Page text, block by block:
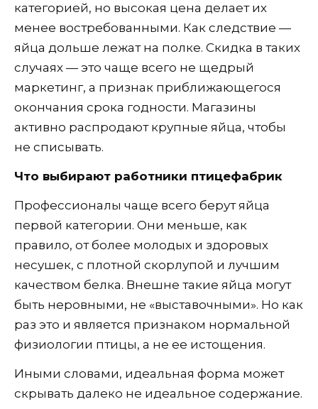
категорией, но высокая цена делает их
менее востребованными. Как следствие —
яйца дольше лежат на полке. Скидка в таких
случаях — это чаще всего не щедрый
маркетинг, а признак приближающегося
окончания срока годности. Магазины
активно распродают крупные яйца, чтобы
не списывать.
Что выбирают работники птицефабрик
Профессионалы чаще всего берут яйца
первой категории. Они меньше, как
правило, от более молодых и здоровых
несушек, с плотной скорлупой и лучшим
качеством белка. Внешне такие яйца могут
быть неровными, не «выставочными». Но как
раз это и является признаком нормальной
физиологии птицы, а не ее истощения.
Иными словами, идеальная форма может
скрывать далеко не идеальное содержание.